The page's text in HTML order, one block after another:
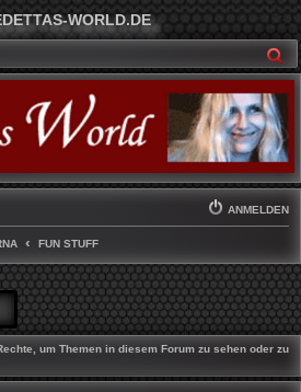
WORLD.DE
ANMELDEN
FUN STUFF
um Themen in diesem Forum zu sehen oder zu